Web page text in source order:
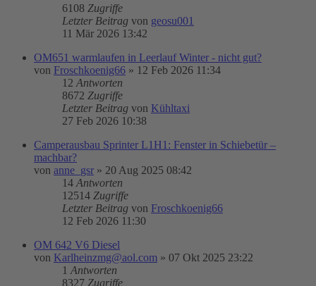
6108 Zugriffe
Letzter Beitrag von geosu001
11 Mär 2026 13:42
OM651 warmlaufen in Leerlauf Winter - nicht gut?
von Froschkoenig66 » 12 Feb 2026 11:34
12 Antworten
8672 Zugriffe
Letzter Beitrag von Kühltaxi
27 Feb 2026 10:38
Camperausbau Sprinter L1H1: Fenster in Schiebetür –
machbar?
von anne_gsr » 20 Aug 2025 08:42
14 Antworten
12514 Zugriffe
Letzter Beitrag von Froschkoenig66
12 Feb 2026 11:30
OM 642 V6 Diesel
von Karlheinzmg@aol.com » 07 Okt 2025 23:22
1 Antworten
8327 Zugriffe